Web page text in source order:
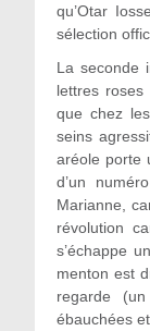
qu’Otar
sélection
La seconde
lettres
que chez
seins
aréole porte
d’un
Marianne,
révolution
s’échappe
menton est
regarde
ébauchées